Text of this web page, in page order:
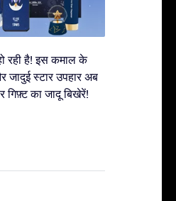
रही है! इस कमाल के
जादुई स्टार उपहार अब
गिफ़्ट का जादू बिखेरें!